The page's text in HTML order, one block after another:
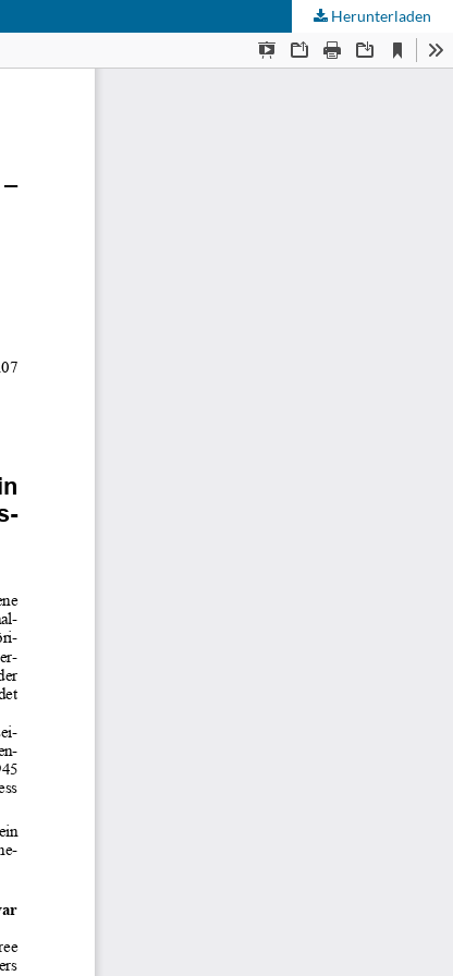
Herunterladen